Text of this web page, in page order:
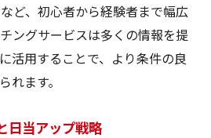
ど、初心者から経験者まで幅広
ングサービスは多くの情報を提
活用することで、より条件の良
れます。
日当アップ戦略